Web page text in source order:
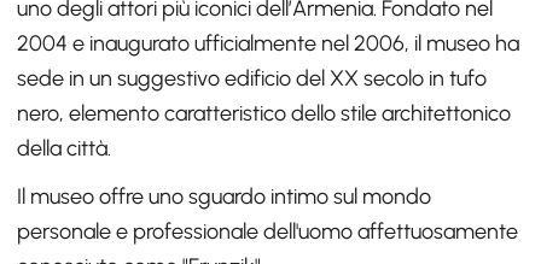
uno degli attori più iconici dell’Armenia. Fondato nel
2004 e inaugurato ufficialmente nel 2006, il museo ha
sede in un suggestivo edificio del XX secolo in tufo
nero, elemento caratteristico dello stile architettonico
della città.
Il museo offre uno sguardo intimo sul mondo
personale e professionale dell'uomo affettuosamente